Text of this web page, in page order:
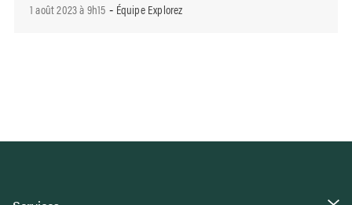
1 août 2023 à 9h15 - Équipe Explorez